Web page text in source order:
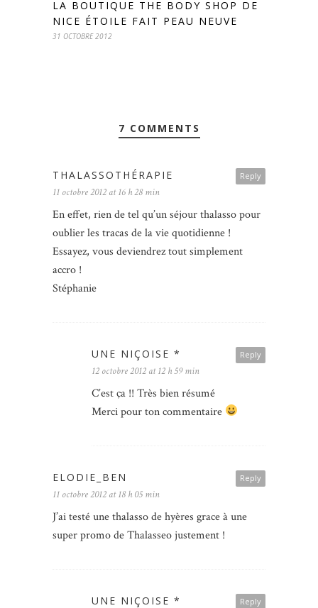
LA BOUTIQUE THE BODY SHOP DE
NICE ÉTOILE FAIT PEAU NEUVE
31 OCTOBRE 2012
7 COMMENTS
Reply
THALASSOTHÉRAPIE
11 octobre 2012 at 16 h 28 min
En effet, rien de tel qu’un séjour thalasso pour
oublier les tracas de la vie quotidienne !
Essayez, vous deviendrez tout simplement
accro !
Stéphanie
Reply
UNE NIÇOISE *
12 octobre 2012 at 12 h 59 min
C’est ça !! Très bien résumé
Merci pour ton commentaire
Reply
ELODIE_BEN
11 octobre 2012 at 18 h 05 min
J’ai testé une thalasso de hyères grace à une
super promo de Thalasseo justement !
Reply
UNE NIÇOISE *